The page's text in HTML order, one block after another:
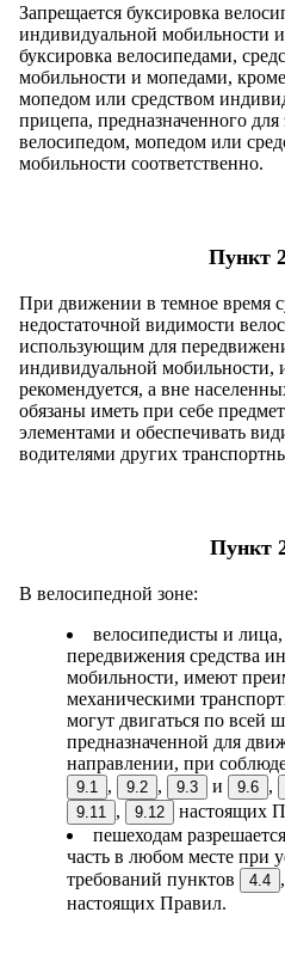
Запрещается буксировка
индивидуальной мобильности
буксировка велосипедами,
мобильности и мопедами,
мопедом или средством
прицепа, предназначенного для
велосипедом, мопедом или
мобильности соответственно.
Пункт
При движении в темное время
недостаточной видимости
использующим для
индивидуальной мобильности,
рекомендуется, а вне
обязаны иметь при себе
элементами и обеспечивать
водителями других
Пункт
В велосипедной зоне:
велосипедисты и
передвижения средства
мобильности, имеют
механическими
могут двигаться по всей
предназначенной для
направлении, при
9.1 , 9.2 , 9.3 и 9.6 ,
9.11 , 9.12
настоящих
пешеходам
часть в любом месте при
требований пунктов
4.4 ,
настоящих Правил.